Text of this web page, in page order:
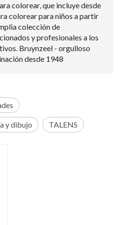
colorear, que incluye desde
colorear para niños a partir
colección de
y profesionales a los
Bruynzeel - orgulloso
desde 1948
y dibujo TALENS